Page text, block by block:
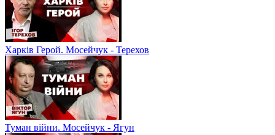
Харків Герой. Мосейчук - Терехов
Туман війни. Мосейчук - Ягун